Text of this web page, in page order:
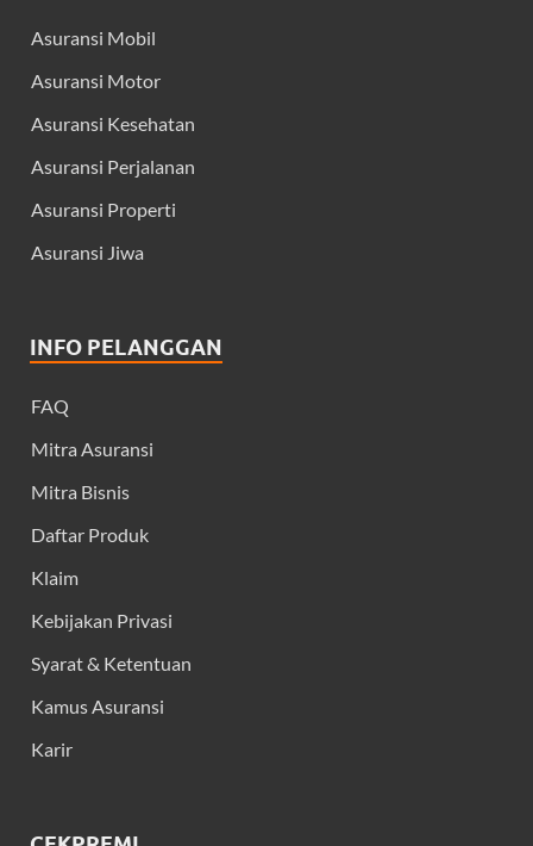
Asuransi Mobil
Asuransi Motor
Asuransi Kesehatan
Asuransi Perjalanan
Asuransi Properti
Asuransi Jiwa
INFO PELANGGAN
FAQ
Mitra Asuransi
Mitra Bisnis
Daftar Produk
Klaim
Kebijakan Privasi
Syarat & Ketentuan
Kamus Asuransi
Karir